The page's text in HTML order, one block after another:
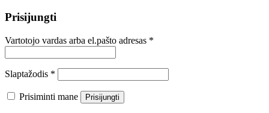
Prisijungti
Vartotojo vardas arba el.pašto adresas *
Slaptažodis *
Prisiminti mane Prisijungti